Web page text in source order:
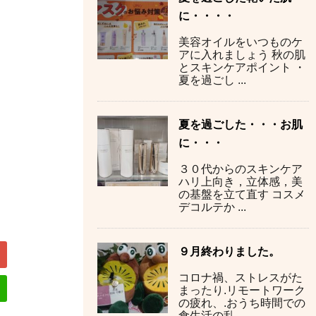
に・・・・
美容オイルをいつものケ
アに入れましょう 秋の肌
とスキンケアポイント ・
夏を過ごし ...
夏を過ごした・・・お肌
に・・・
３０代からのスキンケア
ハリ上向き，立体感，美
の基盤を立て直す コスメ
デコルテか ...
９月終わりました。
コロナ禍、ストレスがた
まったり.リモートワーク
の疲れ、.おうち時間での